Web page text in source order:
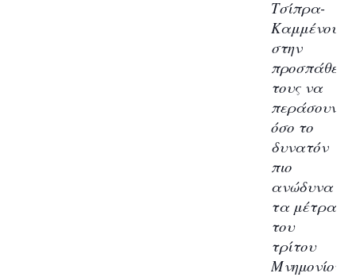
Τσίπρα-
Καμμένου,
στην
προσπάθειά
τους να
περάσουν
όσο το
δυνατόν
πιο
ανώδυνα
τα μέτρα
του
τρίτου
Μνημονίου,